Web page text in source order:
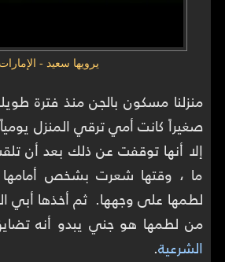
يرويها سعيد - الإمارات
منزلنا مسكون بالجن منذ فترة
صغيراً كانت أمي ترقي المنزل
إلا أنها توقفت عن ذلك بعد أن
ما ، وقتها شعرت بشخص أمامها
لطمها على وجهها. ثم أخذها أبي
من لطمها هو جني يبدو أنه
الشرعية.